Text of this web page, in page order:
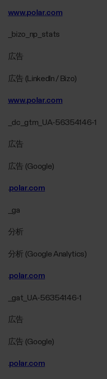
www.polar.com
_bizo_np_stats
広告
広告 (LinkedIn / Bizo)
www.polar.com
_dc_gtm_UA-56354146-1
広告
広告 (Google)
.polar.com
_ga
分析
分析 (Google Analytics)
.polar.com
_gat_UA-56354146-1
広告
広告 (Google)
.polar.com